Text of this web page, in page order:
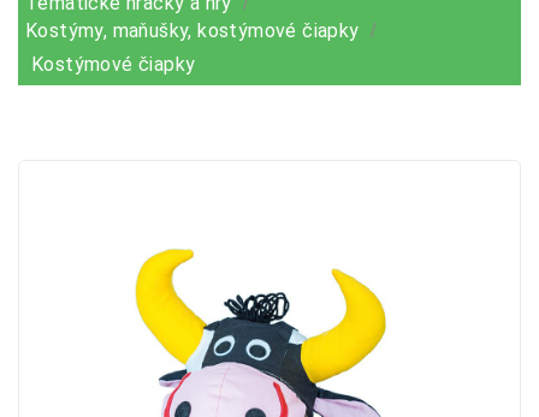
Kostýmy, maňušky, kostýmové čiapky
Kostýmové čiapky